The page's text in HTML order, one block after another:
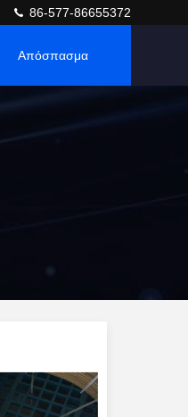
86-577-86655372
Απόσπασμα